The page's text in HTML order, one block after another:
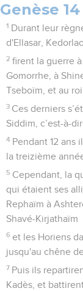
Genèse 14
1 Durant leur
d'Ellasar,
2 firent la guerre
Gomorrhe, à
Tseboïm, et au roi
3 Ces derniers
Siddim, c’est-à-
4 Pendant 12 ans
la treizième
5 Cependant, la
qui étaient ses
Rephaïm à
Shavé-Kirjathaïm
6 et les Horiens
jusqu'au chêne
7 Puis ils
Kadès, et